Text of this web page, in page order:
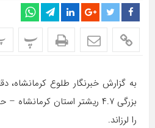
پ
به گزارش خبرنگار طلوع کرمانشاه،
بزرگی ۴.۷ ریشتر استان کرمانشاه – حوالی کوزران
را لرزاند.